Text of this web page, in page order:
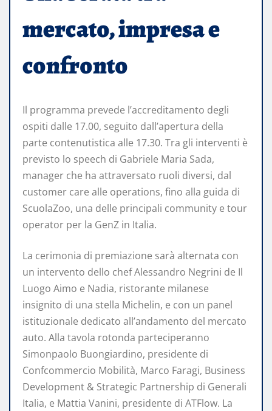
mercato, impresa e
confronto
Il programma prevede l’accreditamento degli
ospiti dalle 17.00, seguito dall’apertura della
parte contenutistica alle 17.30. Tra gli interventi è
previsto lo speech di Gabriele Maria Sada,
manager che ha attraversato ruoli diversi, dal
customer care alle operations, fino alla guida di
ScuolaZoo, una delle principali community e tour
operator per la GenZ in Italia.
La cerimonia di premiazione sarà alternata con
un intervento dello chef Alessandro Negrini de Il
Luogo Aimo e Nadia, ristorante milanese
insignito di una stella Michelin, e con un panel
istituzionale dedicato all’andamento del mercato
auto. Alla tavola rotonda parteciperanno
Simonpaolo Buongiardino, presidente di
Confcommercio Mobilità, Marco Faragi, Business
Development & Strategic Partnership di Generali
Italia, e Mattia Vanini, presidente di ATFlow. La